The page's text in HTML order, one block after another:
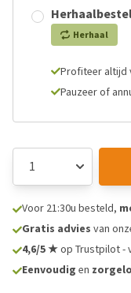
Herhaal
Profiteer altijd
Pauzeer of
Voor 21:30u besteld,
Gratis advies van
4,6/5 ★op Trustpilot -
Eenvoudig en